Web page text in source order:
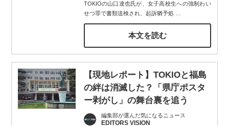
TOKIOの山口達也氏が、女子高校生への強制わい
せつ罪で書類送検され、起訴猶予処…
本文を読む
【現地レポート】TOKIOと福島
の絆は消滅した？「県庁ポスタ
ー剥がし」の舞台裏を追う
編集部が選んだ気になるニュース
EDITORS VISION